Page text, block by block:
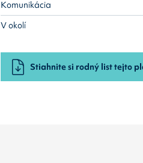
Komunikácia
V okolí
Stiahnite si rodný list tejto